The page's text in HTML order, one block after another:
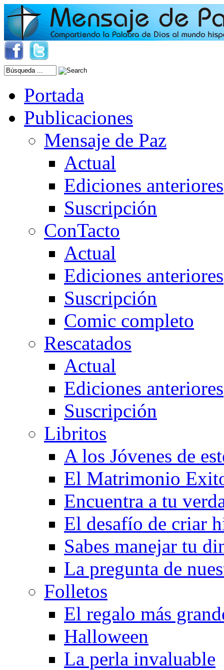
Portada
Publicaciones
Mensaje de Paz
Actual
Ediciones anteriores
Suscripción
ConTacto
Actual
Ediciones anteriores
Suscripción
Comic completo
Rescatados
Actual
Ediciones anteriores
Suscripción
Libritos
A los Jóvenes de
El Matrimonio
Encuentra a tu
El desafío de criar
Sabes manejar tu
La pregunta de
Folletos
El regalo más
Halloween
La perla invaluable